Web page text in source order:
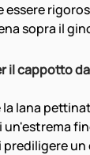
essere
sopra il
il cappotto
lana